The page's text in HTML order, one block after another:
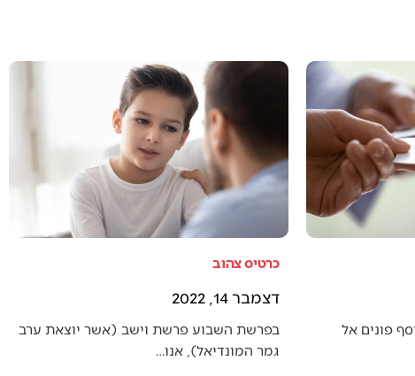
פונים אל
כרטיס צהוב
דצמבר 14, 2022
בפרשת השבוע פרשת וישב (אשר יוצאת ערב
גמר המונדיאל), אנו…